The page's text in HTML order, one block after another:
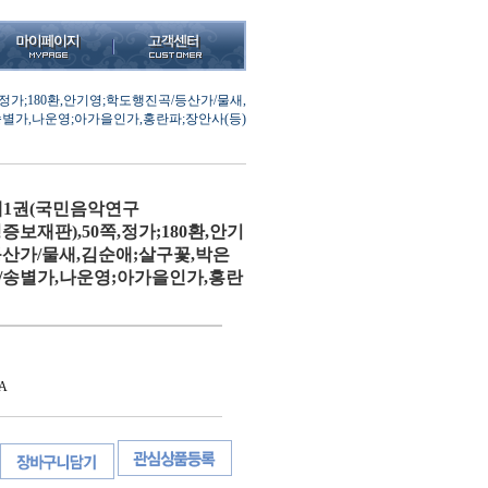
가;180환,안기영;학도행진곡/등산가/물새,
가,나운영;아가을인가,홍란파;장안사(등)
권(국민음악연구
보재판),50쪽,정가;180환,안기
가/물새,김순애;살구꽃,박은
별가,나운영;아가을인가,홍란